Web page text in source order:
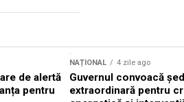
de alertă
pentru
NAȚIONAL 4 zile ago
Guvernul convoacă
extraordinară pentru